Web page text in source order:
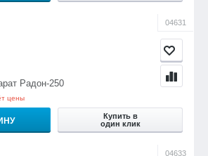
04631
Радон-250
цены
Купить в
один клик
04633